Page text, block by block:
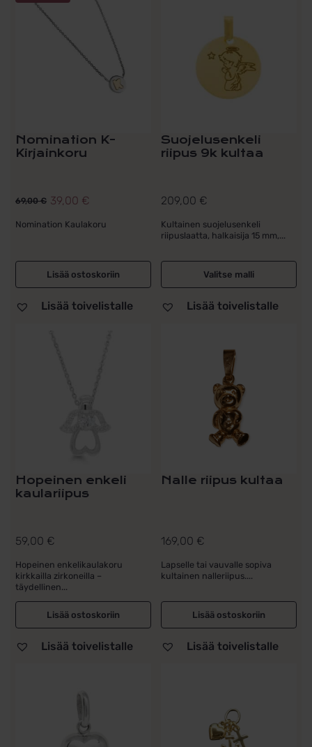
Nomination K-
Kirjainkoru
69,00€
Alkuperäinen
hinta
69,00 €.
39,00 €
Nykyinen
hinta
39,00 €.
Nomination Kaulakoru
Lisää ostoskoriin
Lisää toivelistalle
Suojelusenkeli
riipus 9k kultaa
209,00 €
Kultainen suojelusenkeli
riipuslaatta, halkaisija 15 mm,...
Valitse malli
Lisää toivelistalle
Hopeinen enkeli
kaulariipus
59,00 €
Hopeinen enkelikaulakoru
kirkkailla zirkoneilla –
täydellinen...
Lisää ostoskoriin
Lisää toivelistalle
Nalle riipus kultaa
169,00 €
Lapselle tai vauvalle sopiva
kultainen nalleriipus....
Lisää ostoskoriin
Lisää toivelistalle